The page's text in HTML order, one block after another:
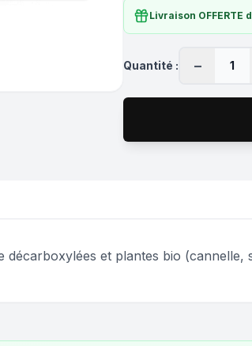
Livraison OFFERTE
Quantité : − 1
et plantes bio